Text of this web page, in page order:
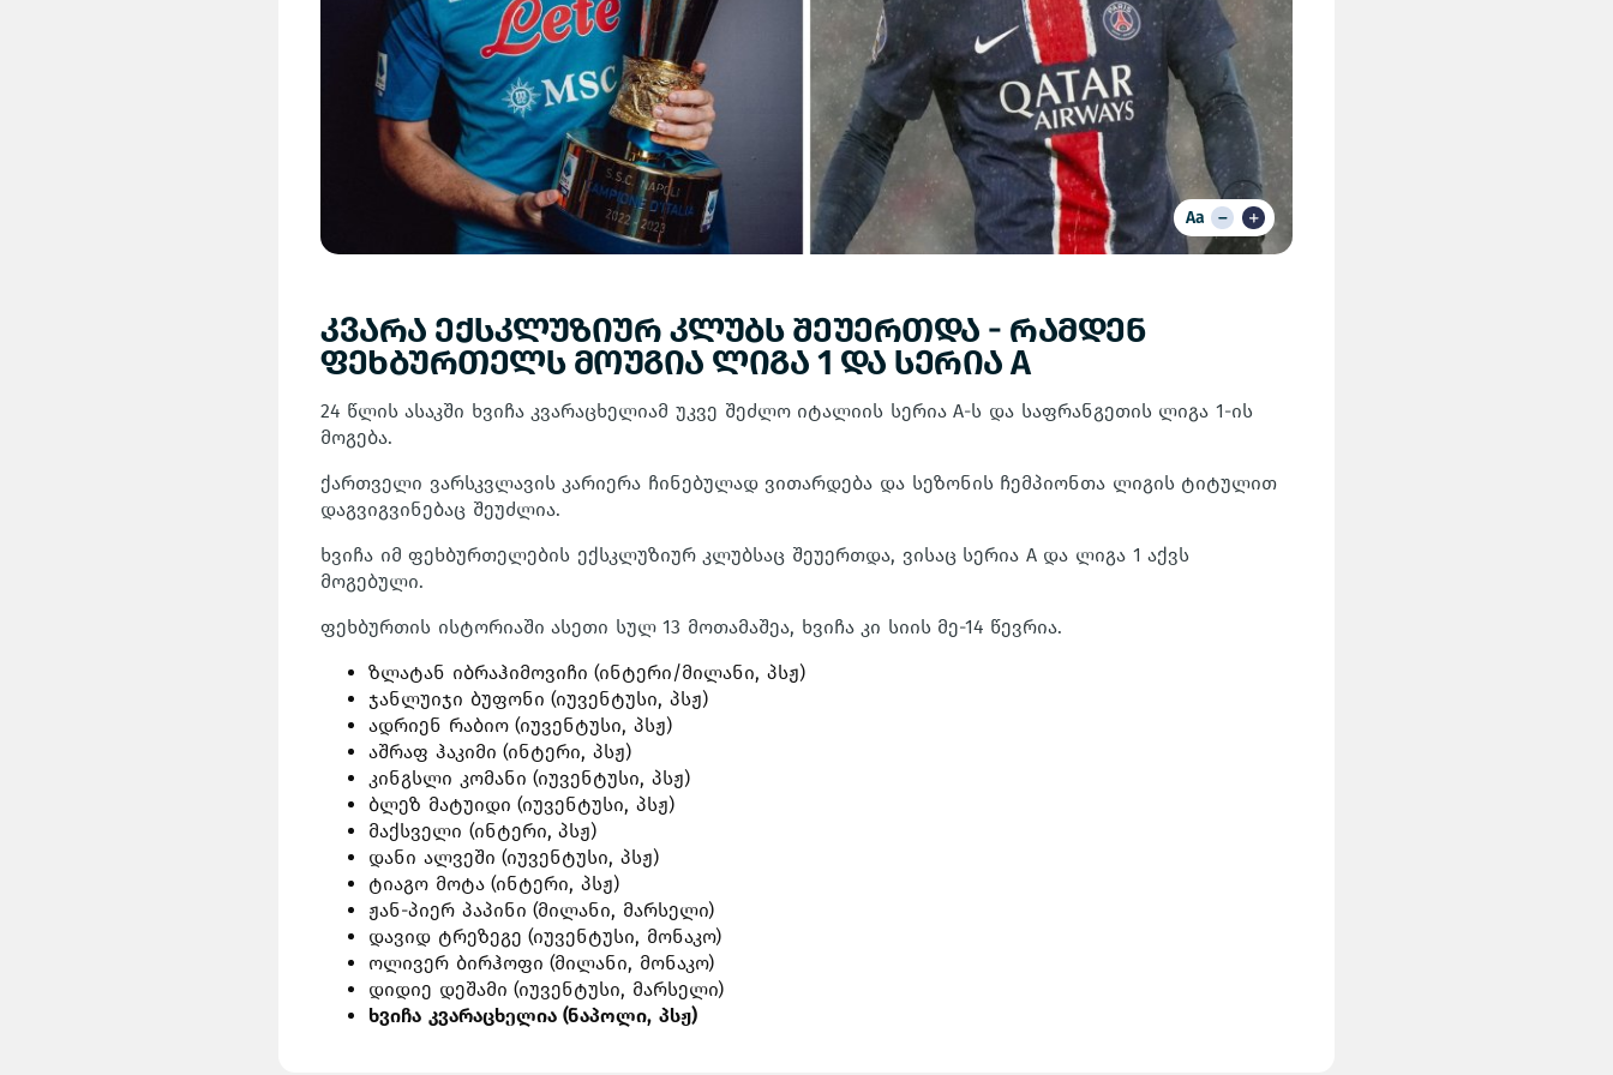
Aa
კვარა ექსკლუზიურ კლუბს შეუერთდა - რამდენ
ფეხბურთელს მოუგია ლიგა 1 და სერია A
24 წლის ასაკში ხვიჩა კვარაცხელიამ უკვე შეძლო იტალიის სერია A-ს და საფრანგეთის ლიგა 1-ის
მოგება.
ქართველი ვარსკვლავის კარიერა ჩინებულად ვითარდება და სეზონის ჩემპიონთა ლიგის ტიტულით
დაგვიგვინებაც შეუძლია.
ხვიჩა იმ ფეხბურთელების ექსკლუზიურ კლუბსაც შეუერთდა, ვისაც სერია A და ლიგა 1 აქვს
მოგებული.
ფეხბურთის ისტორიაში ასეთი სულ 13 მოთამაშეა, ხვიჩა კი სიის მე-14 წევრია.
ზლატან იბრაჰიმოვიჩი (ინტერი/მილანი, პსჟ)
ჯანლუიჯი ბუფონი (იუვენტუსი, პსჟ)
ადრიენ რაბიო (იუვენტუსი, პსჟ)
აშრაფ ჰაკიმი (ინტერი, პსჟ)
კინგსლი კომანი (იუვენტუსი, პსჟ)
ბლეზ მატუიდი (იუვენტუსი, პსჟ)
მაქსველი (ინტერი, პსჟ)
დანი ალვეში (იუვენტუსი, პსჟ)
ტიაგო მოტა (ინტერი, პსჟ)
ჟან-პიერ პაპინი (მილანი, მარსელი)
დავიდ ტრეზეგე (იუვენტუსი, მონაკო)
ოლივერ ბირჰოფი (მილანი, მონაკო)
დიდიე დეშამი (იუვენტუსი, მარსელი)
ხვიჩა კვარაცხელია (ნაპოლი, პსჟ)